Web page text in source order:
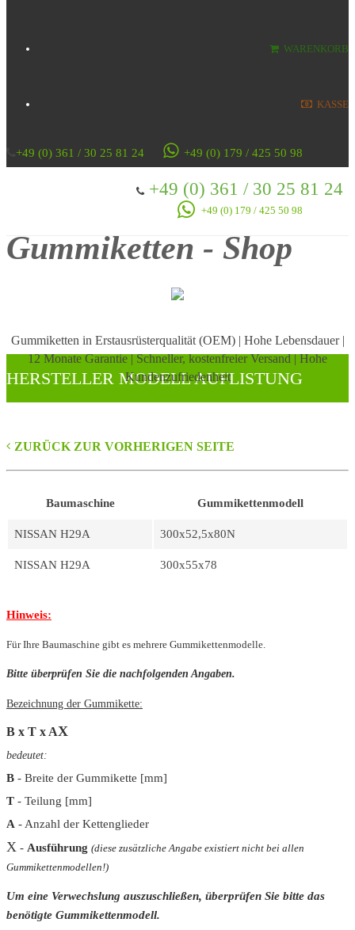
WARENKORB
KASSE
+49 (0) 361 / 30 25 81 24 +49 (0) 179 / 425 50 98
+49 (0) 361 / 30 25 81 24
+49 (0) 179 / 425 50 98
Gummiketten - Shop
Gummiketten in Erstausrüsterqualität (OEM) | Hohe Lebensdauer |
12 Monate Garantie | Schneller, kostenfreier Versand | Hohe
Kundenzufriedenheit
HERSTELLER MODELL AUFLISTUNG
ZURÜCK ZUR VORHERIGEN SEITE
Baumaschine Gummikettenmodell
NISSAN H29A 300x52,5x80N
NISSAN H29A 300x55x78
Hinweis:
Für Ihre Baumaschine gibt es mehrere Gummikettenmodelle.
Bitte überprüfen Sie die nachfolgenden Angaben.
Bezeichnung der Gummikette:
B x T x AX
bedeutet:
B - Breite der Gummikette [mm]
T - Teilung [mm]
A - Anzahl der Kettenglieder
X - Ausführung (diese zusätzliche Angabe existiert nicht bei allen
Gummikettenmodellen!)
Um eine Verwechslung auszuschließen, überprüfen Sie bitte das
benötigte Gummikettenmodell.